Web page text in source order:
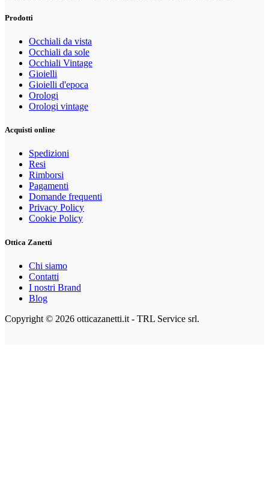
Prodotti
Occhiali da vista
Occhiali da sole
Occhiali Vintage
Gioielli
Gioielli d'epoca
Orologi
Orologi vintage
Acquisti online
Spedizioni
Resi
Rimborsi
Pagamenti
Domande frequenti
Privacy Policy
Cookie Policy
Ottica Zanetti
Chi siamo
Contatti
I nostri Brand
Blog
Copyright © 2026 otticazanetti.it - TRL Service srl.